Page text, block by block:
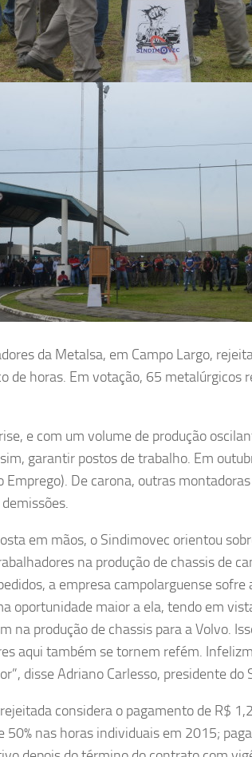
da Metalsa, em Campo Largo,
de horas. Em votação, 65
e com um volume de produção
garantir postos de trabalho. Em
Emprego). De carona, outras
em mãos, o Sindimovec orientou
na produção de chassis de
a empresa campolarguense
oportunidade maior a ela, tendo em
na produção de chassis para a Volvo.
aqui também se tornem refém.
disse Adriano Carlesso, presidente do
considera o pagamento de R$
50% nas horas individuais em 2015;